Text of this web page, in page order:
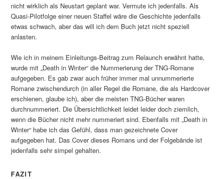
nicht wirklich als Neustart geplant war. Vermute ich jedenfalls. Als
Quasi-Pilotfolge einer neuen Staffel wäre die Geschichte jedenfalls
etwas schwach, aber das will ich dem Buch jetzt nicht speziell
anlasten.
Wie ich in meinem Einleitungs-Beitrag zum Relaunch erwähnt hatte,
wurde mit „Death in Winter“ die Nummerierung der TNG-Romane
aufgegeben. Es gab zwar auch früher immer mal unnummerierte
Romane zwischendurch (in aller Regel die Romane, die als Hardcover
erschienen, glaube ich), aber die meisten TNG-Bücher waren
durchnummeriert. Die Übersichtlichkeit leidet leider doch ziemlich,
wenn die Bücher nicht mehr nummeriert sind. Ebenfalls mit „Death in
Winter“ habe ich das Gefühl, dass man gezeichnete Cover
aufgegeben hat. Das Cover dieses Romans und der Folgebände ist
jedenfalls sehr simpel gehalten.
FAZIT